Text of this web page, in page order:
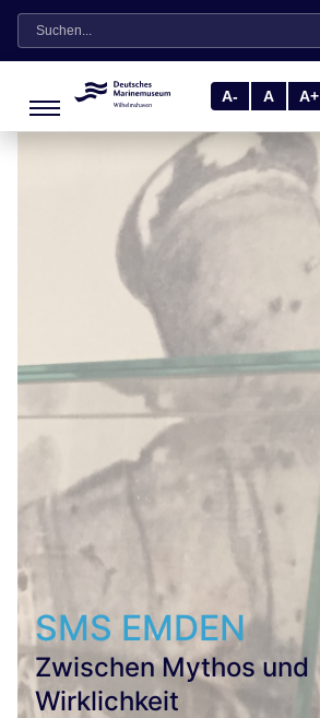
Suche
A- A A+
SMS EMDEN
Zwischen Mythos und
Wirklichkeit